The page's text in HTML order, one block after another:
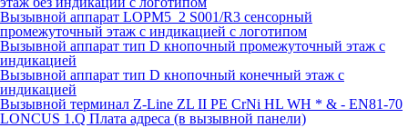
Вызывной аппарат LOPM5_2 S001/R3 сенсорный
промежуточный этаж с индикацией с логотипом
Вызывной аппарат тип D кнопочный промежуточный этаж с
индикацией
Вызывной аппарат тип D кнопочный конечный этаж с
индикацией
Вызывной терминал Z-Line ZL II PE CrNi HL WH * & - EN81-70
LONCUS 1.Q Плата адреса (в вызывной панели)